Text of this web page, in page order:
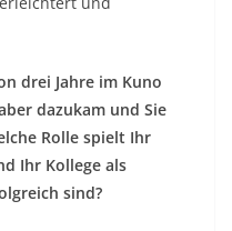
drei Jahre im Kuno
dazukam und Sie
Rolle spielt Ihr
Ihr Kollege als
sind?